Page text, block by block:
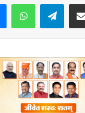
Telegram